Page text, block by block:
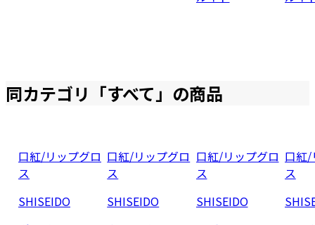
同カテゴリ「すべて」の商品
口紅/リップグロ
ス
SHISEIDO
口紅/リップグロ
ス
SHISEIDO
口紅/リップグロ
ス
SHISEIDO
口紅/
ス